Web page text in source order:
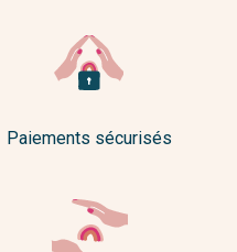
Paiements sécurisés